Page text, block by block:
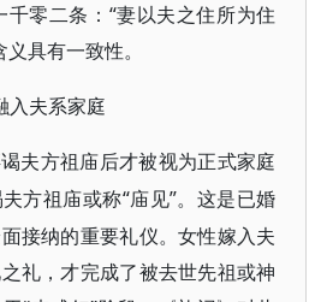
零二条：“妻以夫之住所为住
具有一致性。
入夫系家庭
夫方祖庙后才被视为正式家庭
方祖庙或称“庙见”。这是已婚
接纳的重要礼仪。女性嫁入夫
礼，才完成了被去世先祖或神